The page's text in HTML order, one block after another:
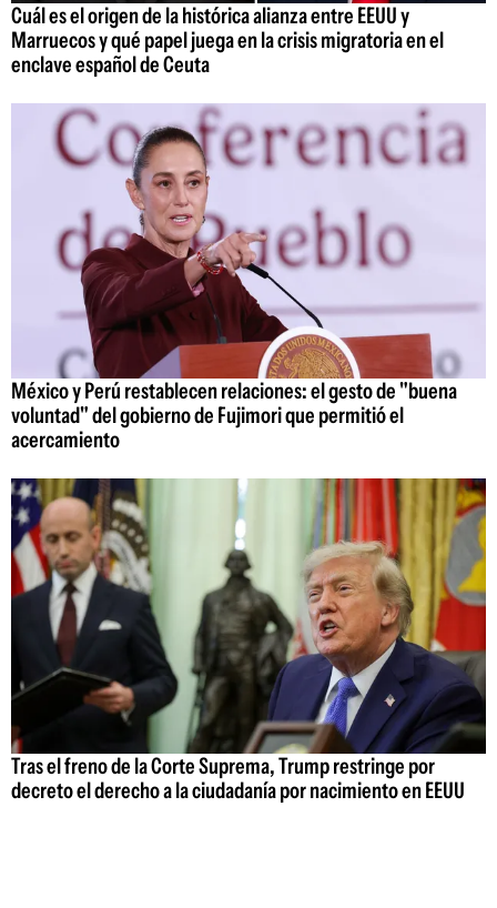
Cuál es el origen de la histórica alianza entre EEUU y
Marruecos y qué papel juega en la crisis migratoria en el
enclave español de Ceuta
México y Perú restablecen relaciones: el gesto de "buena
voluntad" del gobierno de Fujimori que permitió el
acercamiento
Tras el freno de la Corte Suprema, Trump restringe por
decreto el derecho a la ciudadanía por nacimiento en EEUU